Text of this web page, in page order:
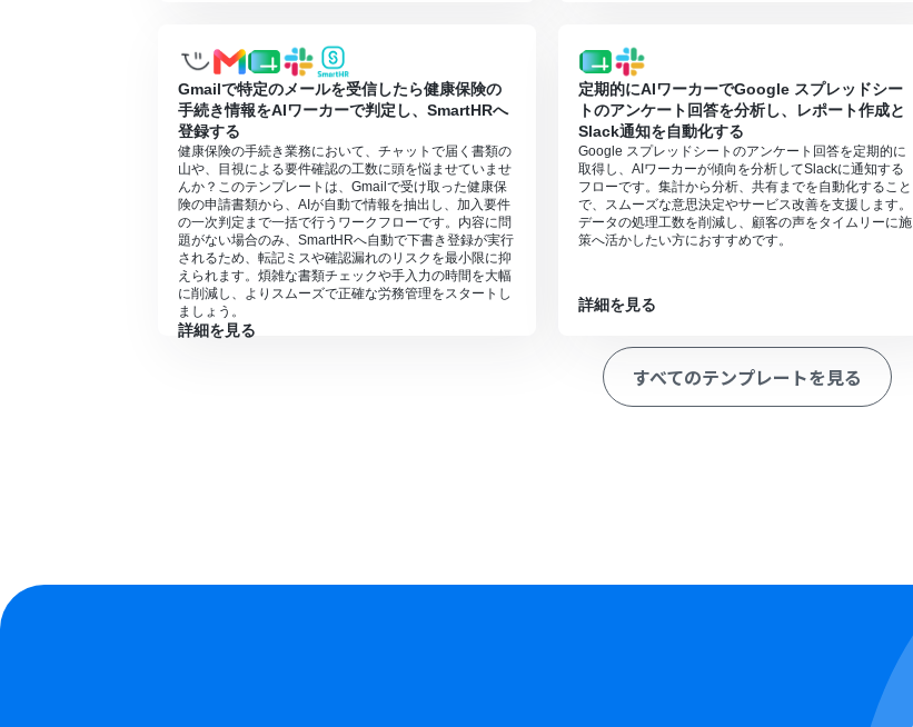
Gmailで特定のメールを受信したら健康保険の
手続き情報をAIワーカーで判定し、SmartHRへ
登録する
健康保険の手続き業務において、チャットで届く書類の
山や、目視による要件確認の工数に頭を悩ませていませ
んか？このテンプレートは、Gmailで受け取った健康保
険の申請書類から、AIが自動で情報を抽出し、加入要件
の一次判定まで一括で行うワークフローです。内容に問
題がない場合のみ、SmartHRへ自動で下書き登録が実行
されるため、転記ミスや確認漏れのリスクを最小限に抑
えられます。煩雑な書類チェックや手入力の時間を大幅
に削減し、よりスムーズで正確な労務管理をスタートし
ましょう。
詳細を見る
定期的にAIワーカーでGoogle スプレッドシー
トのアンケート回答を分析し、レポート作成と
Slack通知を自動化する
Google スプレッドシートのアンケート回答を定期的に
取得し、AIワーカーが傾向を分析してSlackに通知する
フローです。集計から分析、共有までを自動化すること
で、スムーズな意思決定やサービス改善を支援します。
データの処理工数を削減し、顧客の声をタイムリーに施
策へ活かしたい方におすすめです。
詳細を見る
すべてのテンプレートを見る